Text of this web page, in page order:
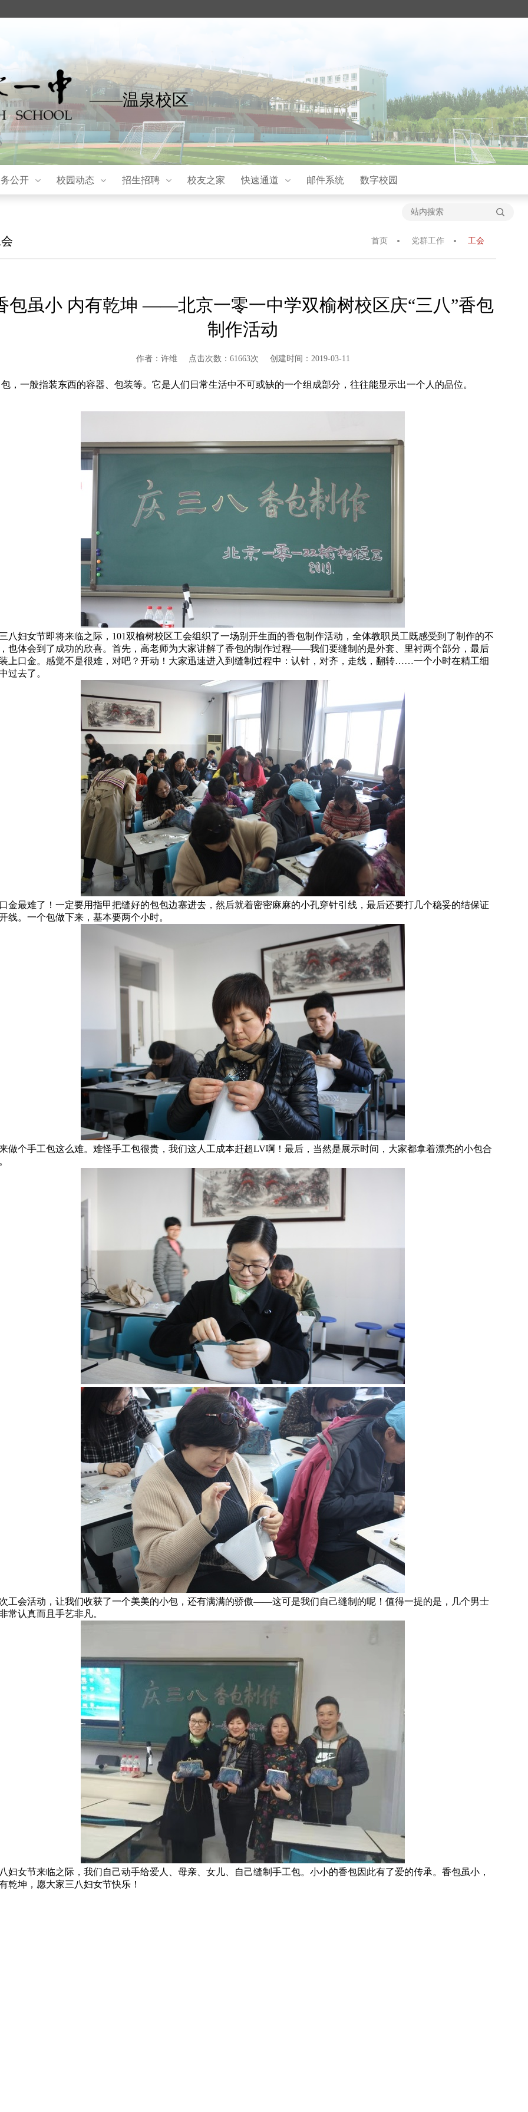
——温泉校区
公开 校园动态 招生招聘 校友之家 快速通道 邮件系统 数字校园
首页 党群工作 工会
包虽小 内有乾坤 ——北京一零一中学双榆树校区庆“三八”香包
制作活动
作者：许维 点击次数：61663次 创建时间：2019-03-11
包，一般指装东西的容器、包装等。它是人们日常生活中不可或缺的一个组成部分，往往能显示出一个人的品位。
八妇女节即将来临之际，101双榆树校区工会组织了一场别开生面的香包制作活动，全体教职员工既感受到了制作的不
也体会到了成功的欣喜。首先，高老师为大家讲解了香包的制作过程——我们要缝制的是外套、里衬两个部分，最后
上口金。感觉不是很难，对吧？开动！大家迅速进入到缝制过程中：认针，对齐，走线，翻转……一个小时在精工细
过去了。
金最难了！一定要用指甲把缝好的包包边塞进去，然后就着密密麻麻的小孔穿针引线，最后还要打几个稳妥的结保证
线。一个包做下来，基本要两个小时。
做个手工包这么难。难怪手工包很贵，我们这人工成本赶超LV啊！最后，当然是展示时间，大家都拿着漂亮的小包合
工会活动，让我们收获了一个美美的小包，还有满满的骄傲——这可是我们自己缝制的呢！值得一提的是，几个男士
常认真而且手艺非凡。
妇女节来临之际，我们自己动手给爱人、母亲、女儿、自己缝制手工包。小小的香包因此有了爱的传承。香包虽小，
乾坤，愿大家三八妇女节快乐！